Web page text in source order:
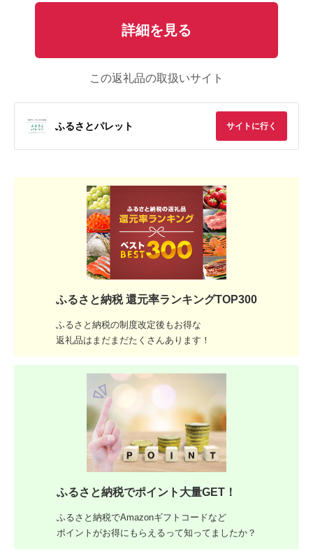
詳細を見る
この返礼品の取扱いサイト
ふるさとパレット サイトに行く
ふるさと納税 還元率ランキングTOP300
ふるさと納税の制度改定後もお得な
返礼品はまだまだたくさんあります！
ふるさと納税でポイント大量GET！
ふるさと納税でAmazonギフトコードなど
ポイントがお得にもらえるって知ってましたか？